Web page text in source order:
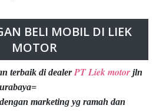
BELI MOBIL DI LIEK
MOTOR
terbaik di dealerPT Liek motor jln
marketing yg ramah dan